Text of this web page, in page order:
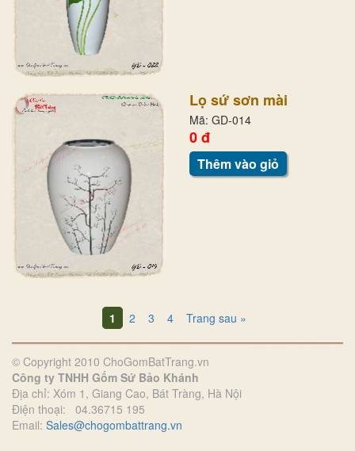
Lọ sứ sơn mài
Mã: GD-014
0 đ
Thêm vào giỏ
1 2 3 4 Trang sau »
© Copyright 2010 ChoGomBatTrang.vn
Công ty TNHH Gốm Sứ Bảo Khánh
Địa chỉ: Xóm 1, Giang Cao, Bát Tràng, Hà Nội
Điện thoại: 04.36715 195
Email: Sales@chogombattrang.vn